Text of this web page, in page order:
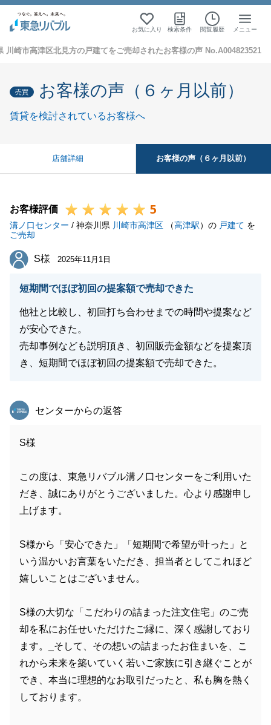
お気に入り 検索条件 閲覧履歴 メニュー
川崎市高津区北見方の戸建てをご売却されたお客様の声 No.A004823521
売買 お客様の声（６ヶ月以前）
賃貸を検討されているお客様へ
店舗詳細 お客様の声（６ヶ月以前）
お客様評価 5
溝ノ口センター / 神奈川県 川崎市高津区 （高津駅）の 戸建て を
ご売却
S様
S様 2025年11月1日
短期間でほぼ初回の提案額で売却できた
他社と比較し、初回打ち合わせまでの時間や提案など
が安心できた。
売却事例なども説明頂き、初回販売金額などを提案頂
き、短期間でほぼ初回の提案額で売却できた。
東急リバブル
センターからの返答
S様
この度は、東急リバブル溝ノ口センターをご利用いた
だき、誠にありがとうございました。心より感謝申し
上げます。
S様から「安心できた」「短期間で希望が叶った」と
いう温かいお言葉をいただき、担当者としてこれほど
嬉しいことはございません。
S様の大切な「こだわりの詰まった注文住宅」のご売
却を私にお任せいただけたご縁に、深く感謝しており
ます。_そして、その想いの詰まったお住まいを、こ
れから未来を築いていく若いご家族に引き継ぐことが
でき、本当に理想的なお取引だったと、私も胸を熱く
しております。